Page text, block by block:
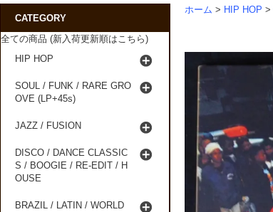
ホーム > HIP HOP >
CATEGORY
全ての商品 (新入荷更新順はこちら)
HIP HOP
SOUL / FUNK / RARE GRO
OVE (LP+45s)
JAZZ / FUSION
DISCO / DANCE CLASSIC
S / BOOGIE / RE-EDIT / H
OUSE
BRAZIL / LATIN / WORLD